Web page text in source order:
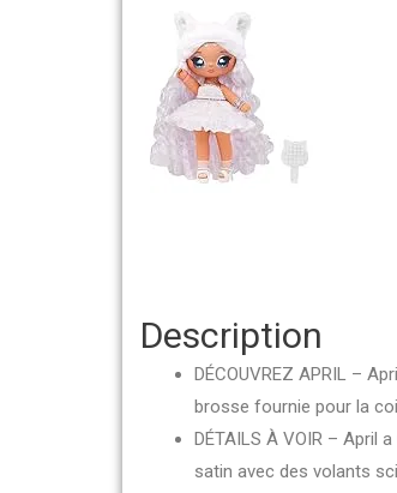
Description
DÉCOUVREZ APRIL –
brosse fournie pour la
DÉTAILS À VOIR – April
satin avec des volants